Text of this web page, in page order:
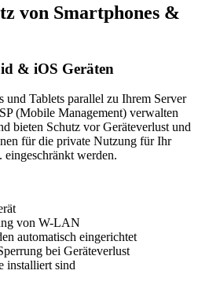
von Smartphones &
& iOS Geräten
und Tablets parallel zu Ihrem Server
(Mobile Management) verwalten
bieten Schutz vor Geräteverlust und
für die private Nutzung für Ihr
werden.
von W-LAN
automatisch eingerichtet
bei Geräteverlust
installiert sind